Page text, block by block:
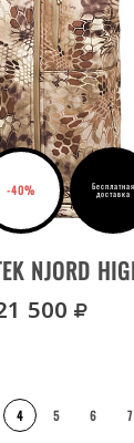
-40% Бесплатная
доставка
NJORD
500
4 5 6 7